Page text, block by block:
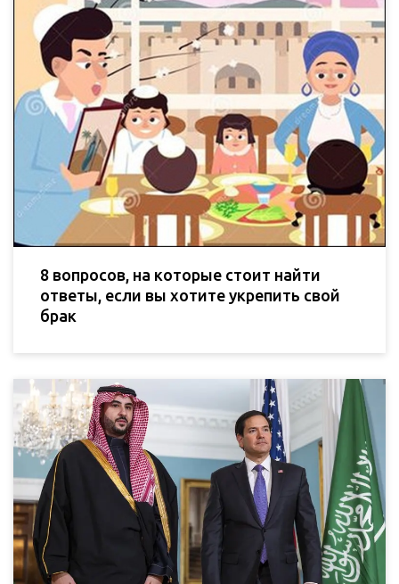
8 вопросов, на которые стоит найти
ответы, если вы хотите укрепить свой
брак